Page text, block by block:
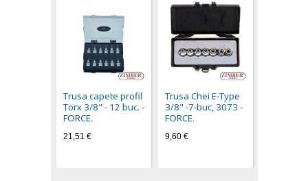
Trusa capete profil
Torx 3/8" - 12 buc. -
FORCE.
21,51 €
Trusa Chei E-Type
3/8" -7-buc, 3073 -
FORCE.
9,60 €